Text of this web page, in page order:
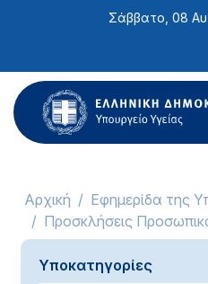
ιστότοπος
περιλαμβάνει
ένα
σύστημα
Σάββατο, 08
Αρχική
Εφημερίδα της
Προσκλήσεις
Υποκατηγορίες